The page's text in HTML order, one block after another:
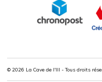
© 2026 La Cave de l'Ill - Tous droits